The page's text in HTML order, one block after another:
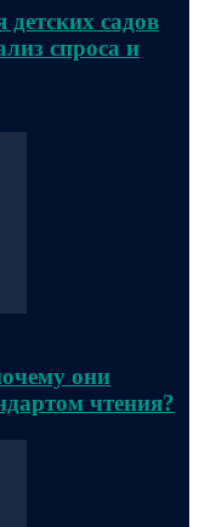
садов
спроса и
они
чтения?